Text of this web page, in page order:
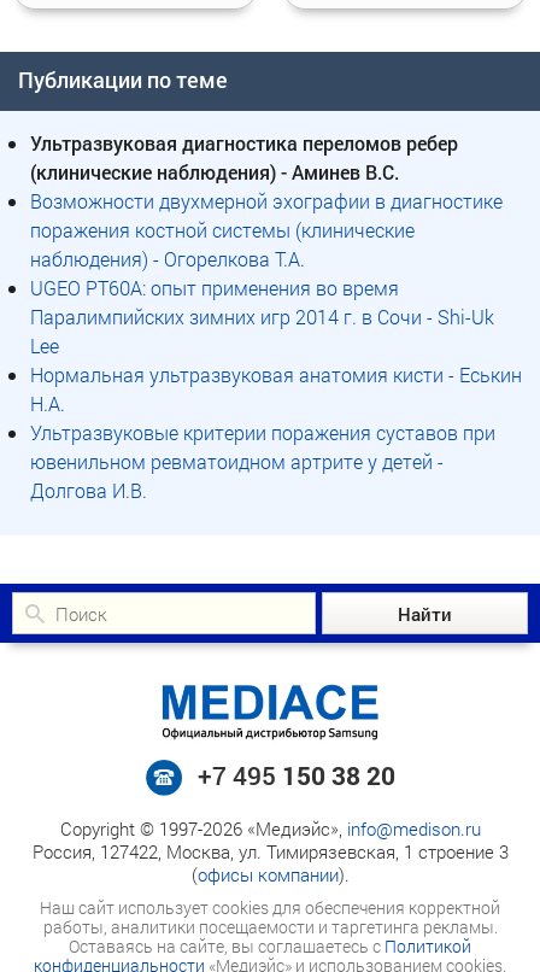
Публикации по теме
Ультразвуковая диагностика переломов ребер
(клинические наблюдения) - Аминев В.С.
Возможности двухмерной эхографии в диагностике
поражения костной системы (клинические
наблюдения) - Огорелкова Т.А.
UGEO PT60A: опыт применения во время
Паралимпийских зимних игр 2014 г. в Сочи - Shi-Uk
Lee
Нормальная ультразвуковая анатомия кисти - Еськин
Н.А.
Ультразвуковые критерии поражения суставов при
ювенильном ревматоидном артрите у детей -
Долгова И.В.
+7 495 150 38 20
Copyright © 1997-2026 «Медиэйс», info@medison.ru
Россия, 127422, Москва, ул. Тимирязевская, 1 строение 3
(офисы компании).
Наш сайт использует cookies для обеспечения корректной
работы, аналитики посещаемости и таргетинга рекламы.
Оставаясь на сайте, вы соглашаетесь с Политикой
конфиденциальности «Медиэйс» и использованием cookies.